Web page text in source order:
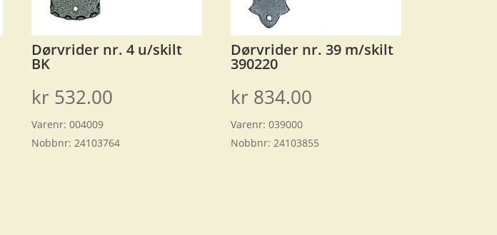
Dørvrider nr. 4 u/skilt
BK
kr 532.00
Varenr:004009
Nobbnr:24103764
Dørvrider nr. 39 m/skilt
390220
kr 834.00
Varenr:039000
Nobbnr:24103855